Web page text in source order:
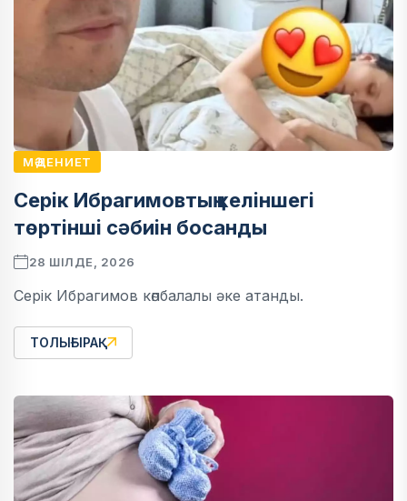
МӘДЕНИЕТ
Серік Ибрагимовтың келіншегі
төртінші сәбиін босанды
28 ШІЛДЕ, 2026
Серік Ибрагимов көпбалалы әке атанды.
ТОЛЫҒЫРАҚ